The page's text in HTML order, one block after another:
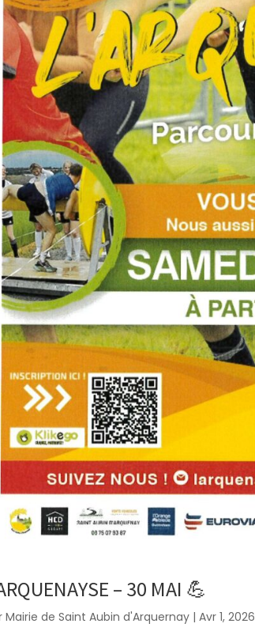
– 30 MAI 💪
Mairie de Saint Aubin d'Arquernay |Avr 1, 2026